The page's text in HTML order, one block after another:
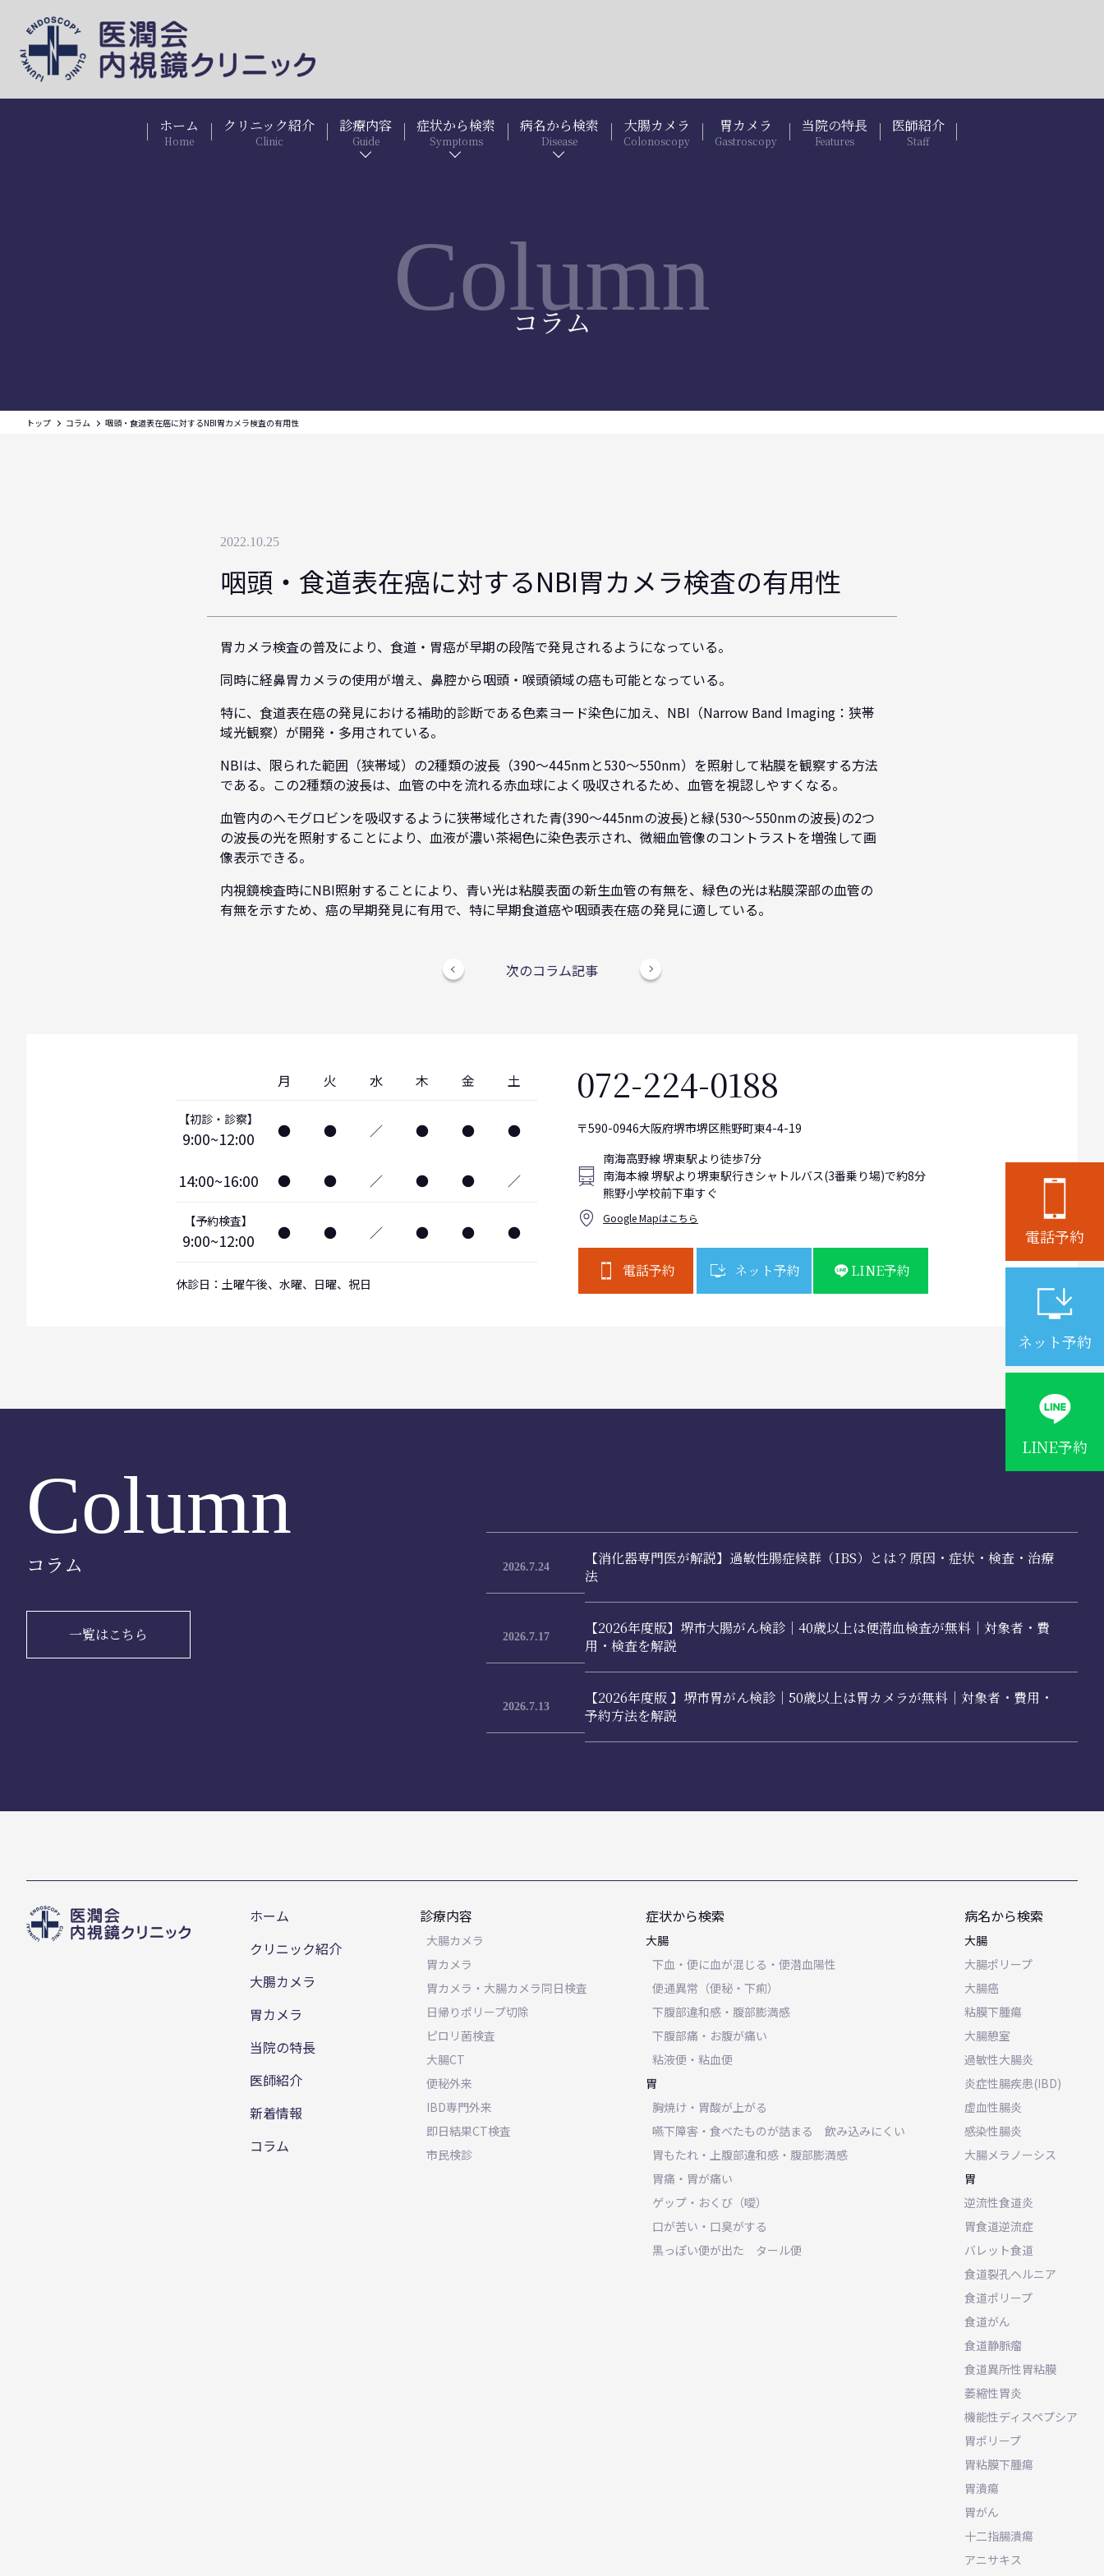
ホーム
Home
クリニック紹介
Clinic
診療内容
Guide
症状から検索
Symptoms
病名から検索
Disease
大腸カメラ
Colonoscopy
胃カメラ
Gastroscopy
当院の特長
Features
医師紹介
Staff
電話予約
ネット予約
LINE予約
Column
コラム
トップ コラム 咽頭・食道表在癌に対するNBI胃カメラ検査の有用性
2022.10.25
咽頭・食道表在癌に対するNBI胃カメラ検査の有用性
胃カメラ検査の普及により、食道・胃癌が早期の段階で発見されるようになっている。
同時に経鼻胃カメラの使用が増え、鼻腔から咽頭・喉頭領域の癌も可能となっている。
特に、食道表在癌の発見における補助的診断である色素ヨード染色に加え、NBI（Narrow Band Imaging：狭帯
域光観察）が開発・多用されている。
NBIは、限られた範囲（狭帯域）の2種類の波長（390～445nmと530～550nm）を照射して粘膜を観察する方法
である。この2種類の波長は、血管の中を流れる赤血球によく吸収されるため、血管を視認しやすくなる。
血管内のヘモグロビンを吸収するように狭帯域化された青(390～445nmの波長)と緑(530～550nmの波長)の2つ
の波長の光を照射することにより、血液が濃い茶褐色に染色表示され、微細血管像のコントラストを増強して画
像表示できる。
内視鏡検査時にNBI照射することにより、青い光は粘膜表面の新生血管の有無を、緑色の光は粘膜深部の血管の
有無を示すため、癌の早期発見に有用で、特に早期食道癌や咽頭表在癌の発見に適している。
次のコラム記事
月 火 水 木 金 土
【初診・診察】
9:00~12:00 ● ● ／ ● ● ●
14:00~16:00 ● ● ／ ● ● ／
【予約検査】
9:00~12:00 ● ● ／ ● ● ●
休診日：土曜午後、水曜、日曜、祝日
072-224-0188
〒590-0946大阪府堺市堺区熊野町東4-4-19
南海高野線 堺東駅より徒歩7分
南海本線 堺駅より堺東駅行きシャトルバス(3番乗り場)で約8分
熊野小学校前下車すぐ
Google Mapはこちら
電話予約 ネット予約 LINE予約
Column
コラム
一覧はこちら
2026.7.24
【消化器専門医が解説】過敏性腸症候群（IBS）とは？原因・症状・検査・治療
法
2026.7.17
【2026年度版】堺市大腸がん検診｜40歳以上は便潜血検査が無料｜対象者・費
用・検査を解説
2026.7.13
【2026年度版 】堺市胃がん検診｜50歳以上は胃カメラが無料｜対象者・費用・
予約方法を解説
ホーム
クリニック紹介
大腸カメラ
胃カメラ
当院の特長
医師紹介
新着情報
コラム
診療内容
大腸カメラ
胃カメラ
胃カメラ・大腸カメラ同日検査
日帰りポリープ切除
ピロリ菌検査
大腸CT
便秘外来
IBD専門外来
即日結果CT検査
市民検診
症状から検索
大腸
下血・便に血が混じる・便潜血陽性
便通異常（便秘・下痢）
下腹部違和感・腹部膨満感
下腹部痛・お腹が痛い
粘液便・粘血便
胃
胸焼け・胃酸が上がる
嚥下障害・食べたものが詰まる 飲み込みにくい
胃もたれ・上腹部違和感・腹部膨満感
胃痛・胃が痛い
ゲップ・おくび（噯）
口が苦い・口臭がする
黒っぽい便が出た タール便
病名から検索
大腸
大腸ポリープ
大腸癌
粘膜下腫瘍
大腸憩室
過敏性大腸炎
炎症性腸疾患(IBD)
虚血性腸炎
感染性腸炎
大腸メラノーシス
胃
逆流性食道炎
胃食道逆流症
バレット食道
食道裂孔ヘルニア
食道ポリープ
食道がん
食道静脈瘤
食道異所性胃粘膜
萎縮性胃炎
機能性ディスペプシア
胃ポリープ
胃粘膜下腫瘍
胃潰瘍
胃がん
十二指腸潰瘍
アニサキス